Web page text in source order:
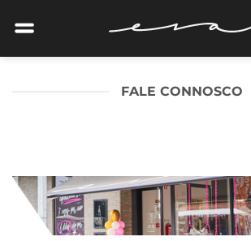
FALE CONNOSCO